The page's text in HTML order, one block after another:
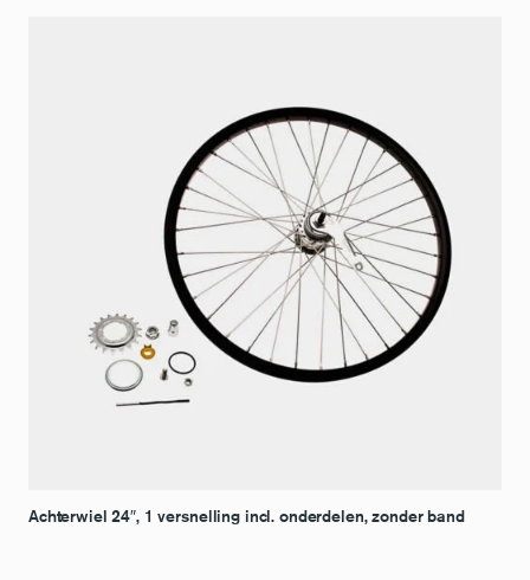
Achterwiel 24″, 1 versnelling incl. onderdelen, zonder band